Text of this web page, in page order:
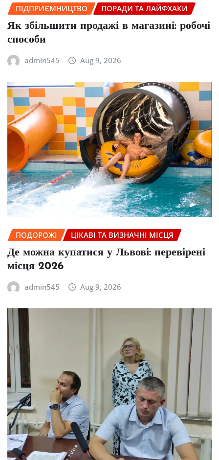
ПІДПРИЄМНИЦТВО ПОРАДИ ТА ЛАЙФХАКИ
Як збільшити продажі в магазині: робочі
способи
admin545 Aug 9, 2026
ПОДОРОЖІ ЦІКАВІ ТА ВИЗНАЧНІ МІСЦЯ
Де можна купатися у Львові: перевірені
місця 2026
admin545 Aug 9, 2026